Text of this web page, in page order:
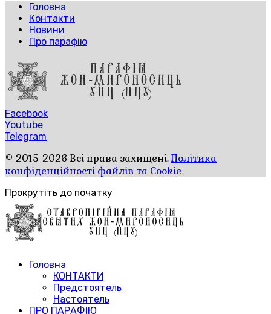
Головна
Контакти
Новини
Про парафію
Facebook
Youtube
Telegram
© 2015-2026 Всі права захищені.Політика
конфіденційності файлів та Cookie
Прокрутіть до початку
Головна
КОНТАКТИ
Предстоятель
Настоятель
ПРО ПАРАФІЮ